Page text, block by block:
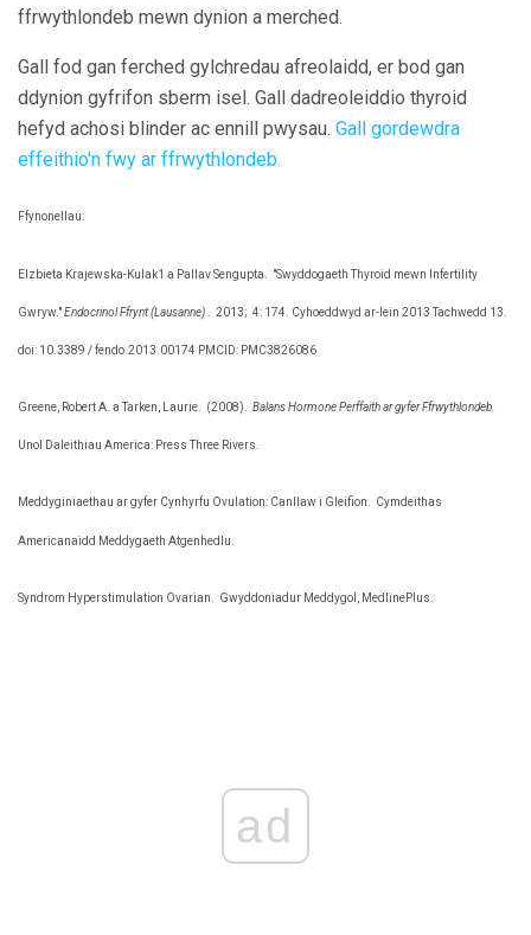
ffrwythlondeb mewn dynion a merched.
Gall fod gan ferched gylchredau afreolaidd, er bod gan
ddynion gyfrifon sberm isel. Gall dadreoleiddio thyroid
hefyd achosi blinder ac ennill pwysau. Gall gordewdra
effeithio'n fwy ar ffrwythlondeb.
Ffynonellau:
Elzbieta Krajewska-Kulak1 a Pallav Sengupta. "Swyddogaeth Thyroid mewn Infertility
Gwryw."Endocrinol Ffrynt (Lausanne) 2013; 4: 174. Cyhoeddwyd ar-lein 2013 Tachwedd 13.
doi: 10.3389 / fendo.2013.00174 PMCID: PMC3826086
Greene, Robert A. a Tarken, Laurie. (2008). Balans Hormone Perffaith ar gyfer Ffrwythlondeb.
Unol Daleithiau America: Press Three Rivers.
Meddyginiaethau ar gyfer Cynhyrfu Ovulation: Canllaw i Gleifion. Cymdeithas
Americanaidd Meddygaeth Atgenhedlu.
Syndrom Hyperstimulation Ovarian. Gwyddoniadur Meddygol, MedlinePlus.
ad